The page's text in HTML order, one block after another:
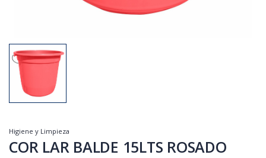
Higiene y Limpieza
COR LAR BALDE 15LTS ROSADO